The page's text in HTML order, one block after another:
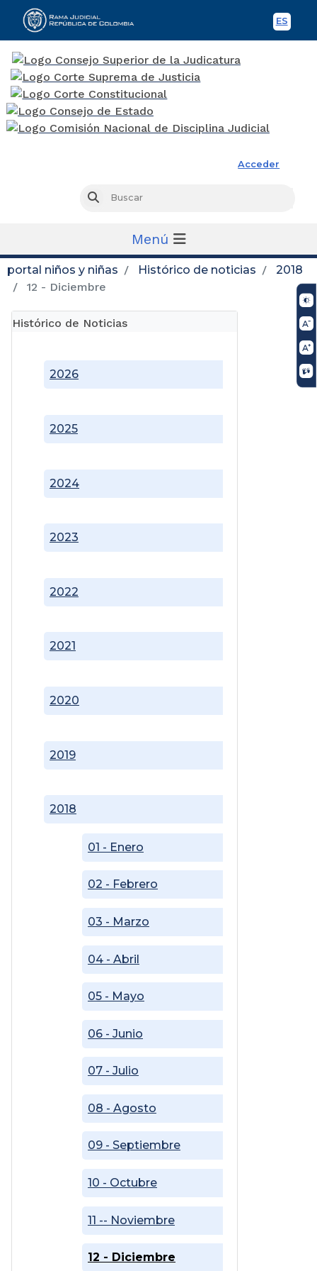
ES
Acceder
Buscar
Menú
portal niños y niñas Histórico de noticias
2018
12 - Diciembre
Histórico de Noticias
2018
01 - Enero
02 - Febrero
03 - Marzo
04 - Abril
05 - Mayo
06 - Junio
07 - Julio
08 - Agosto
09 - Septiembre
10 - Octubre
11 -- Noviembre
12 - Diciembre
2019
2020
2021
2022
2023
2024
2025
2026